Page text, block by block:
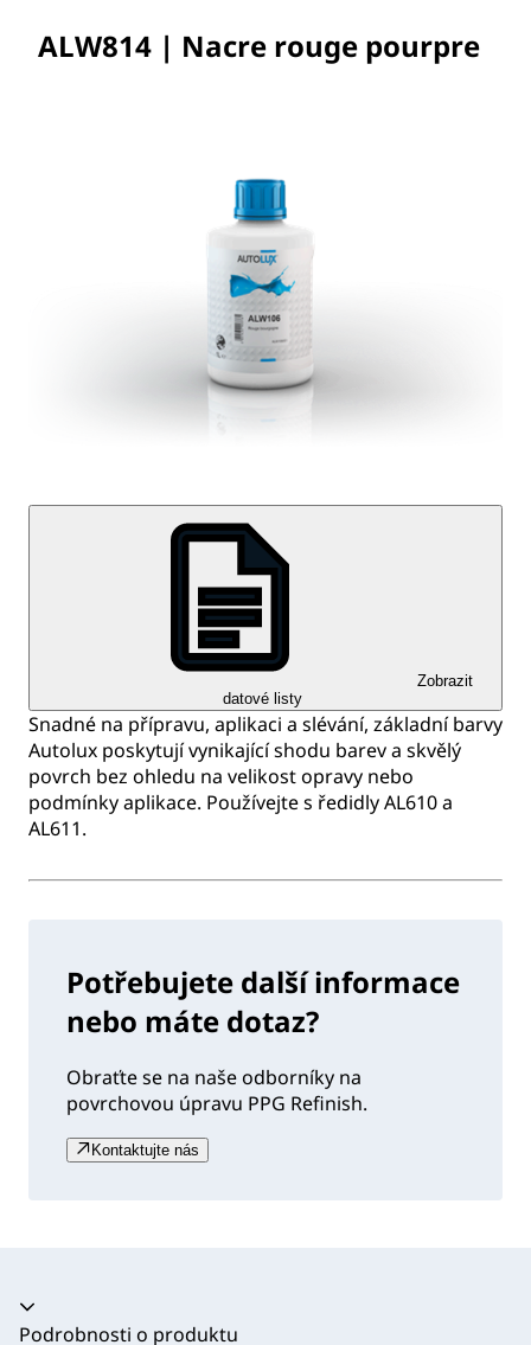
ALW814 | Nacre rouge pourpre
Zobrazit
datové listy
Snadné na přípravu, aplikaci a slévání, základní barvy
Autolux poskytují vynikající shodu barev a skvělý
povrch bez ohledu na velikost opravy nebo
podmínky aplikace. Používejte s ředidly AL610 a
AL611.
Potřebujete další informace
nebo máte dotaz?
Obraťte se na naše odborníky na
povrchovou úpravu PPG Refinish.
Kontaktujte nás
Akordeon se zhroutil
Podrobnosti o produktu